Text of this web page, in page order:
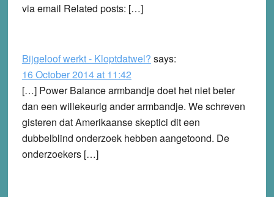
via email Related posts: […]
Bijgeloof werkt - Kloptdatwel? says:
16 October 2014 at 11:42
[…] Power Balance armbandje doet het niet beter
dan een willekeurig ander armbandje. We schreven
gisteren dat Amerikaanse skeptici dit een
dubbelblind onderzoek hebben aangetoond. De
onderzoekers […]